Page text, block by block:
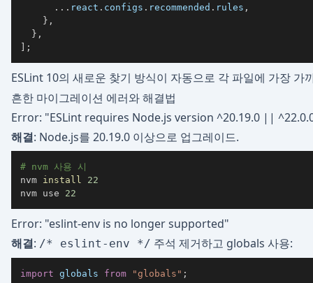
... react . configs . recommended . rules ,
} ,
} ,
;
ESLint 10의 새로운 찾기 방식이 자동으로 각 파일에 가장 가
흔한 마이그레이션 에러와 해결법
Error: "ESLint requires Node.js version ^20.19.0 ||
해결: Node.js를 20.19.0 이상으로 업그레이드.
# nvm 사용 시
nvm install
22
nvm use 22
Error: "eslint-env is no longer supported"
해결: /* eslint-env */ 주석 제거하고 globals 사용:
import globals from "globals" ;